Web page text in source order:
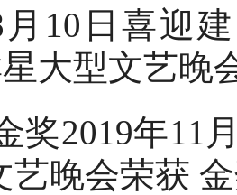
月10日喜迎
大型文艺晚
奖2019年11
艺晚会荣获